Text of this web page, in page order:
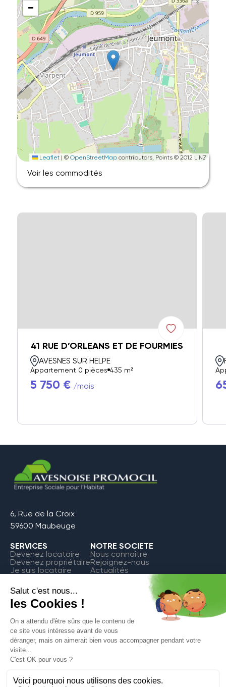
−
Leaflet | ©OpenStreetMap contributors, Points © 2012 LINZ
Voir les commodités
41 RUE D’ORLEANS ET DE FOURMIES
AVESNES SUR HELPE
Appartement 0 pièces 435 m²
5 750 € /mois
6, Rue de la Croix
59600 Maubeuge
SERVICES
Devenez locataire
Devenez propriétaire
Je suis locataire
NOTRE SOCIETE
Nous connaître
Rejoignez-nous
Actualités
Espace Locataire